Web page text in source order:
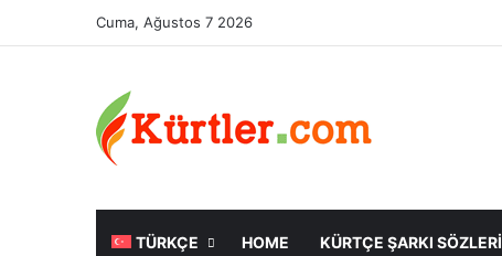
Cuma, Ağustos 7 2026
TÜRKÇE HOME KÜRTÇE ŞARKI SÖZLERI